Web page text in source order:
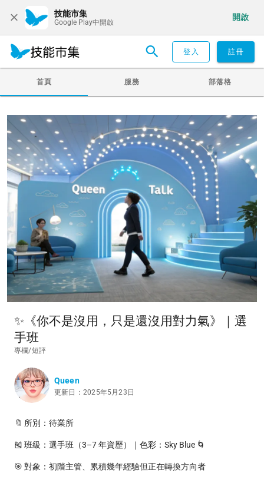
技能市集
Google Play中開啟
開啟
登入 註冊
首頁 服務 部落格
✨《你不是沒用，只是還沒用對力氣》｜選
手班
專欄/短評
Queen
更新日：2025年5月23日
🔖 所別：待業所
🎽 班級：選手班（3–7 年資歷）｜色彩：Sky Blue 🌀
🎯 對象：初階主管、累積幾年經驗但正在轉換方向者